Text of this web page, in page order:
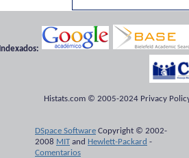
Indexados:
Histats.com © 2005-2024 Privacy
DSpace Software Copyright © 2002-
2008 MITand Hewlett-Packard -
Comentarios